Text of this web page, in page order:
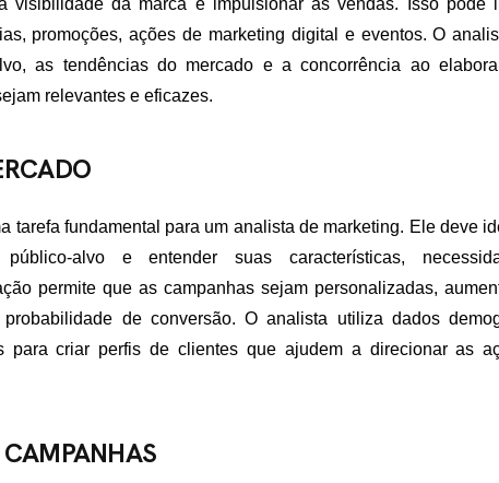
visibilidade da marca e impulsionar as vendas. Isso pode
promoções, ações de marketing digital e eventos. O
as tendências do mercado e a concorrência ao
relevantes e eficazes.
tarefa fundamental para um analista de marketing. Ele deve
alvo e entender suas características,
permite que as campanhas sejam personalizadas,
de conversão. O analista utiliza dados
para criar perfis de clientes que ajudem a direcionar as